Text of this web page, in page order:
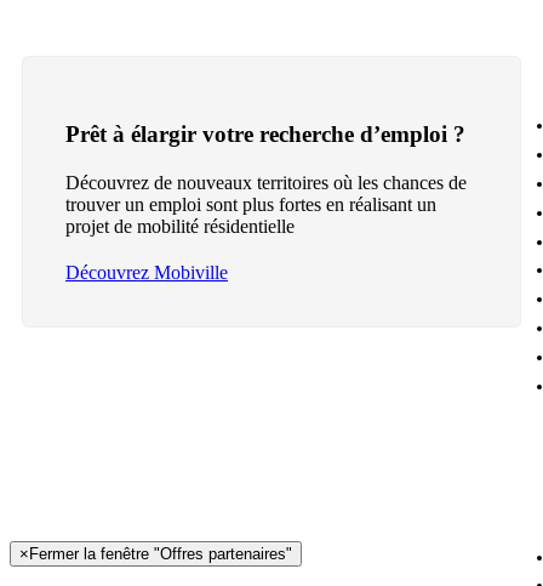
Prêt à élargir votre recherche d’emploi ?
Découvrez de nouveaux territoires où les chances de
trouver un emploi sont plus fortes en réalisant un
projet de mobilité résidentielle
Découvrez Mobiville
× Fermer la fenêtre "Offres partenaires"